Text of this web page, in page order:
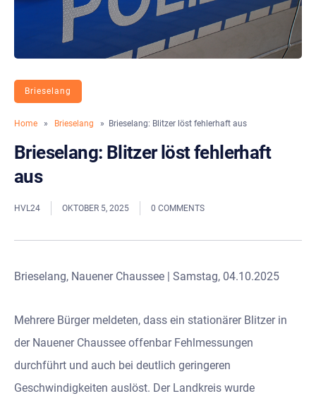
Brieselang
Home » Brieselang » Brieselang: Blitzer löst fehlerhaft aus
Brieselang: Blitzer löst fehlerhaft
aus
HVL24 OKTOBER 5, 2025 0 COMMENTS
Brieselang, Nauener Chaussee | Samstag, 04.10.2025
Mehrere Bürger meldeten, dass ein stationärer Blitzer in
der Nauener Chaussee offenbar Fehlmessungen
durchführt und auch bei deutlich geringeren
Geschwindigkeiten auslöst. Der Landkreis wurde